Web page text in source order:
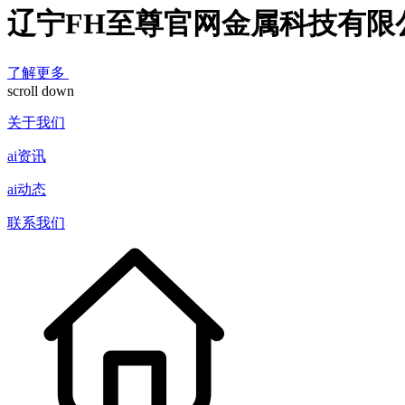
辽宁FH至尊官网金属科技有限
了解更多
scroll down
关于我们
ai资讯
ai动态
联系我们